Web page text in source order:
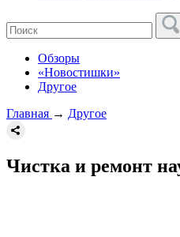
Обзоры
«Новостишки»
Другое
Главная → Другое
Чистка и ремонт